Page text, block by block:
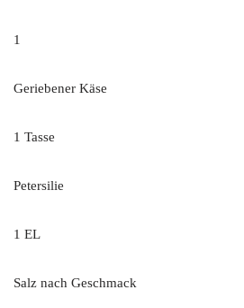
1
Geriebener Käse
1 Tasse
Petersilie
1 EL
Salz nach Geschmack